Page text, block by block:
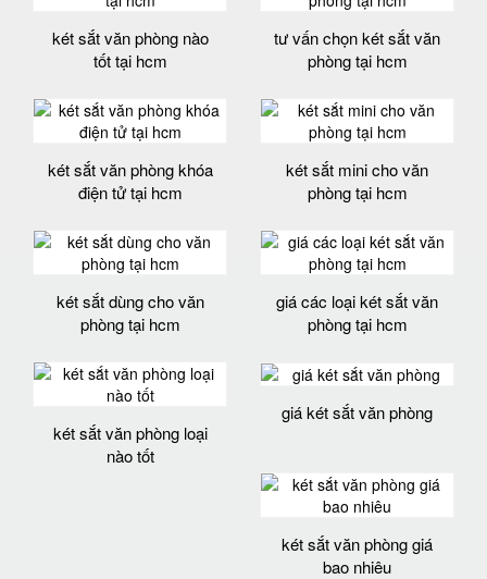
két sắt văn phòng nào
tốt tại hcm
tư vấn chọn két sắt văn
phòng tại hcm
két sắt văn phòng khóa
điện tử tại hcm
két sắt mini cho văn
phòng tại hcm
két sắt dùng cho văn
phòng tại hcm
giá các loại két sắt văn
phòng tại hcm
két sắt văn phòng loại
nào tốt
giá két sắt văn phòng
két sắt văn phòng giá
bao nhiêu